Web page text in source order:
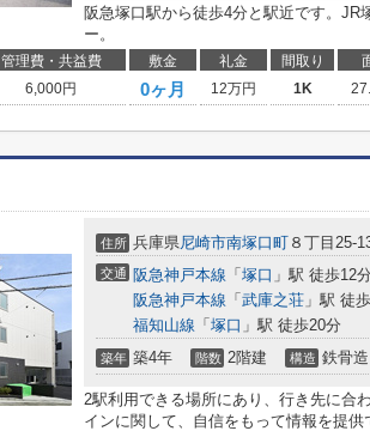
阪急塚口駅から徒歩4分と駅近です。JR
ー。
管理費・共益費 敷金 礼金 間取り
6,000円 0ヶ月 12万円 1K
住所 兵庫県尼崎市南塚口町 ８丁目25-
交通 阪急神戸本線 「 塚口 」駅 徒歩12分
阪急神戸本線 「 武庫之荘 」駅 徒
福知山線 「 塚口 」駅 徒歩20分
築年 築4年 階数 2階建 構造 鉄骨造
2駅利用できる場所にあり、行き先に合
インに関して、自信をもって情報を提